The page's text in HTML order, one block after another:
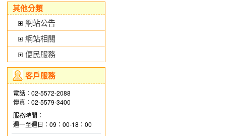
其他分類
網站公告
網站相關
便民服務
客戶服務
電話：02-5572-2088
傳真：02-5579-3400
服務時間：
週一至週日：09：00-18：00